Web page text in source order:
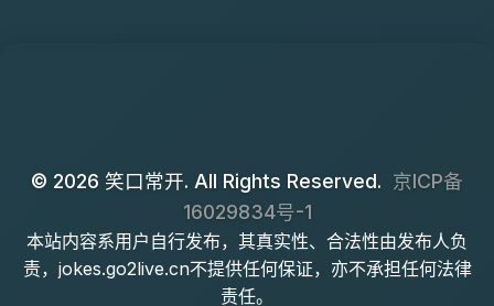
© 2026 笑口常开. All Rights Reserved. 京ICP备
16029834号-1
本站内容系用户自行发布，其真实性、合法性由发布人负
责，jokes.go2live.cn不提供任何保证，亦不承担任何法律
责任。